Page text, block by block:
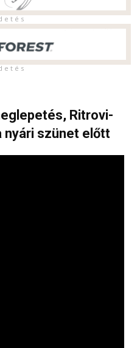
e t é s
e t é s
Ritrovi-
nyári szünet előtt